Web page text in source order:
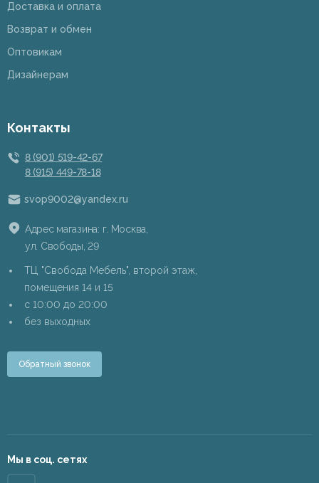
Доставка и оплата
Возврат и обмен
Оптовикам
Дизайнерам
Контакты
8 (901) 519-42-67
8 (915) 449-78-18
svop9002@yandex.ru
Адрес магазина: г. Москва,
ул. Свободы, 29
ТЦ "Свобода Мебель", второй этаж,
помещения 14 и 15
c 10:00 до 20:00
без выходных
Обратный звонок
Мы в соц. сетях